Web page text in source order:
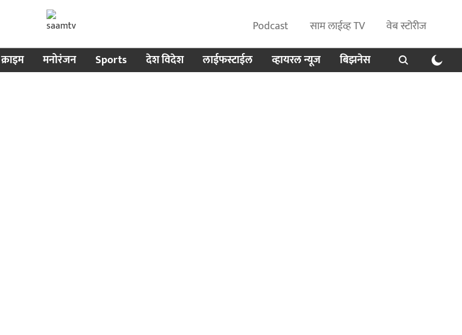
Podcast साम लाईव्ह TV
वेब स्टोरीज
क्राइम मनोरंजन Sports देश विदेश लाईफस्टाईल व्हायरल न्यूज बिझनेस